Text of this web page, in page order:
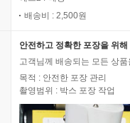
배송비 : 2,500원
안전하고 정확한 포장을 위
고객님께 배송되는 모든 상
목적 : 안전한 포장 관리
촬영범위 : 박스 포장 작업